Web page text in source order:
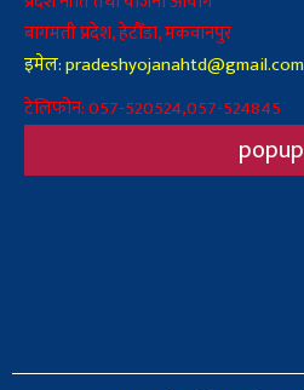
बागमती प्रदेश, हेटौँडा, मकवानपुर
इमेल: pradeshyojanahtd@gmail.com
टेलिफोन: 057-520524,057-524845
popup